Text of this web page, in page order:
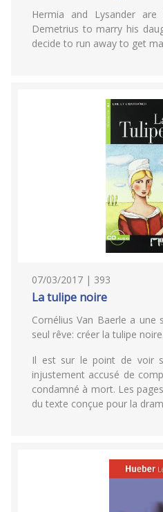
Hermia and Lysander
Demetrius to marry his
decide to run away to get
07/03/2017 | 393
La tulipe noire
Cornélius Van Baerle a une
seul rêve: créer la tulipe noire.
Il est sur le point de voir
injustement accusé de
condamné à mort. Les
du texte conçue pour la